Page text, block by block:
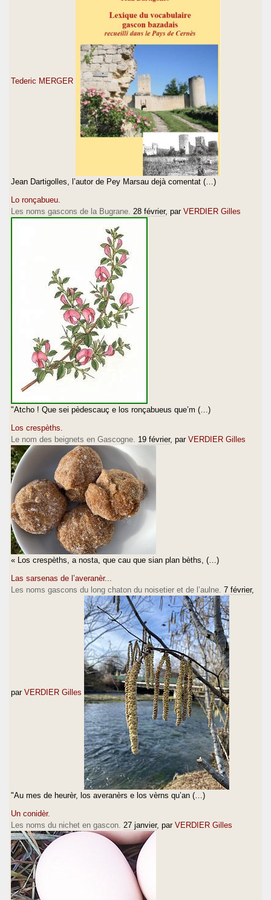
Tederic MERGER
Jean Dartigolles, l’autor de Pey Marsau dejà comentat (…)
Lo ronçabueu.
Les noms gascons de la Bugrane. 28 février, par VERDIER Gilles
"Atcho ! Que sei pèdescauç e los ronçabueus que’m (…)
Los crespèths.
Le nom des beignets en Gascogne. 19 février, par VERDIER Gilles
« Los crespèths, a nosta, que cau que sian plan bèths, (…)
Las sarsenas de l’averanèr...
Les noms gascons du long chaton du noisetier et de l’aulne. 7 février,
par VERDIER Gilles
"Au mes de heurèr, los averanèrs e los vèrns qu’an (…)
Un conidèr.
Les noms du nichet en gascon. 27 janvier, par VERDIER Gilles